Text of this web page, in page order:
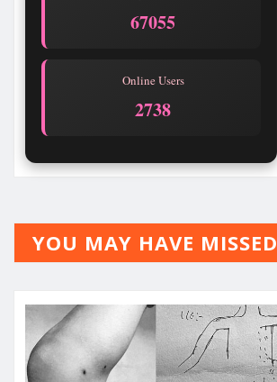
67055
Online Users
2738
YOU MAY HAVE MISSED